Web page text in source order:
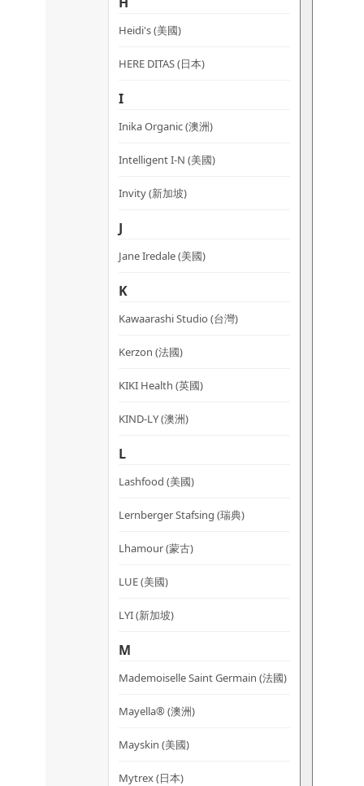
Heidi's (美國)
HERE DITAS (日本)
I
Inika Organic (澳洲)
Intelligent I-N (美國)
Invity (新加坡)
J
Jane Iredale (美國)
K
Kawaarashi Studio (台灣)
Kerzon (法國)
KIKI Health (英國)
KIND-LY (澳洲)
L
Lashfood (美國)
Lernberger Stafsing (瑞典)
Lhamour (蒙古)
LUE (美國)
LYI (新加坡)
M
Mademoiselle Saint Germain (法國)
Mayella® (澳洲)
Mayskin (美國)
Mytrex (日本)